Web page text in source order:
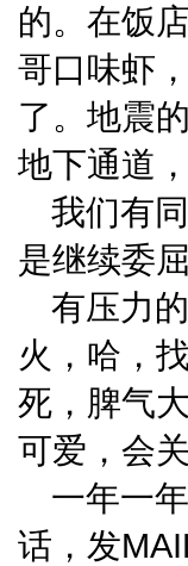
的。在饭
哥口味虾
了。地震
地下通道
我们有
是继续委
有压力
火，哈，
死，脾气
可爱，会
一年一
话，发